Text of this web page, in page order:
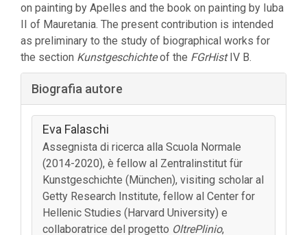
on painting by Apelles and the book on painting by Iuba
II of Mauretania. The present contribution is intended
as preliminary to the study of biographical works for
the section Kunstgeschichteof the FGrHistIV B.
Dettagli
dell'articolo
Biografia autore
Eva Falaschi
Assegnista di ricerca alla Scuola Normale
(2014-2020), è fellow al Zentralinstitut für
Kunstgeschichte (München), visiting scholar al
Getty Research Institute, fellow al Center for
Hellenic Studies (Harvard University) e
collaboratrice del progetto OltrePlinio,